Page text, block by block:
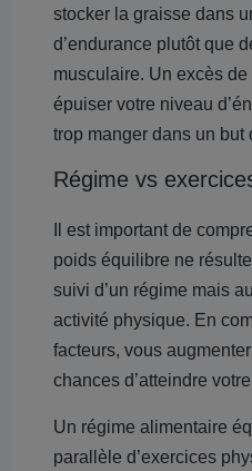
stocker la graisse dans
d’endurance plutôt que
musculaire. Un excès
épuiser votre niveau
trop manger dans un but
Régime vs
Il est important de
poids équilibre ne
suivi d’un régime mais
activité physique. En
facteurs, vous
chances d’atteindre
Un régime alimentaire
parallèle d’exercices